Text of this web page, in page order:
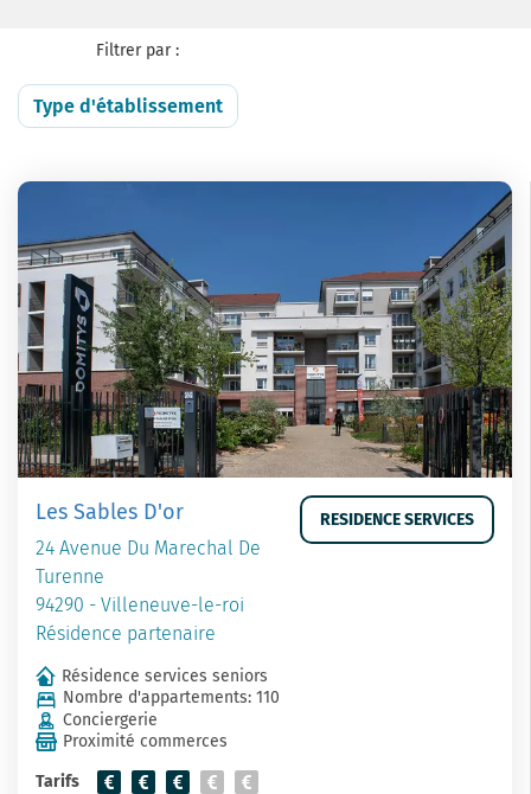
Filtrer par :
Type d'établissement
Les Sables D'or
24 Avenue Du Marechal De
Turenne
94290 - Villeneuve-le-roi
Résidence partenaire
RESIDENCE SERVICES
Résidence services seniors
Nombre d'appartements: 110
Conciergerie
Proximité commerces
Tarifs